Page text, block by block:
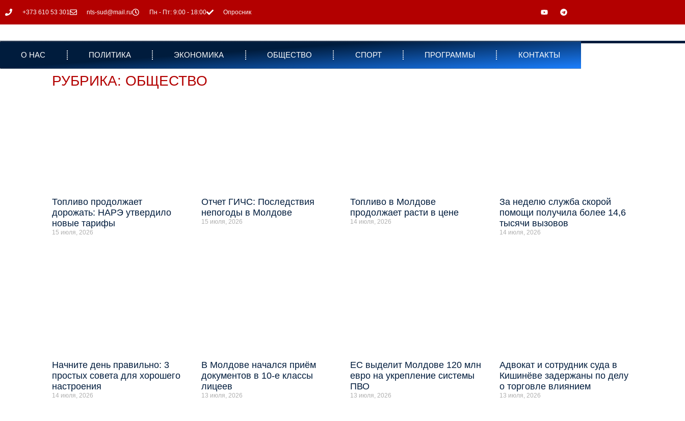
+373 610 53 301 nts-sud@mail.ru Пн - Пт: 9:00 - 18:00 Опросник
О НАС ПОЛИТИКА ЭКОНОМИКА ОБЩЕСТВО СПОРТ ПРОГРАММЫ КОНТАКТЫ
РУБРИКА: ОБЩЕСТВО
Топливо продолжает
дорожать: НАРЭ утвердило
новые тарифы
15 июля, 2026
Отчет ГИЧС: Последствия
непогоды в Молдове
15 июля, 2026
Топливо в Молдове
продолжает расти в цене
14 июля, 2026
За неделю служба скорой
помощи получила более 14,6
тысячи вызовов
14 июля, 2026
Начните день правильно: 3
простых совета для хорошего
настроения
14 июля, 2026
В Молдове начался приём
документов в 10-е классы
лицеев
13 июля, 2026
ЕС выделит Молдове 120 млн
евро на укрепление системы
ПВО
13 июля, 2026
Адвокат и сотрудник суда в
Кишинёве задержаны по делу
о торговле влиянием
13 июля, 2026